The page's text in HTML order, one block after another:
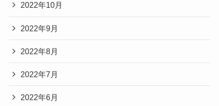
2022年10月
2022年9月
2022年8月
2022年7月
2022年6月